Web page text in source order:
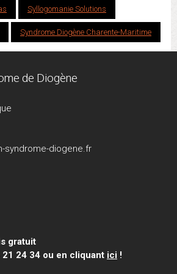
Syllogomanie Solutions
Syndrome Diogène Charente-Maritime
de Diogène
syndrome-diogene.fr
gratuit
21 24 34 ou en cliquant ici !